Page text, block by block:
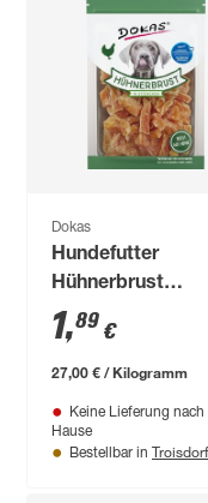
Dokas
Hundefutter
Hühnerbrust
Stückchen 70 g
1,89 €
27,00 € / Kilogramm
Keine Lieferung nach
Hause
Bestellbar in Troisdorf